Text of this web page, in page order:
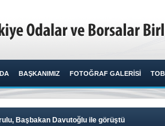
BAŞKANIMIZ FOTOĞRAF GALERİSİ
Başbakan Davutoğlu ile görüştü